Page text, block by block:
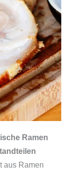
Ramen
aus Ramen